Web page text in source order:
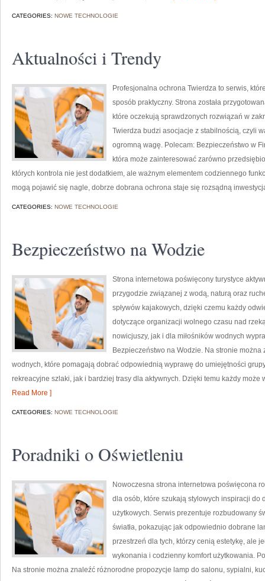
CATEGORIES: NOWE TECHNOLOGIE
Aktualności i Trendy
Profesjonalna ochrona Twierdza to serwis,
sposób praktyczny. Strona została
które oczekują sprawdzonych rozwiązań w
Twierdza budzi asocjacje z stabilnością, czyli
ogromną wagę. Polecam: Bezpieczeństwo w
która może zainteresować zarówno
których kontrola nie jest dodatkiem, ale ważnym elementem codziennego
mogą pojawić się nagle, dobrze dobrana ochrona staje się rozsądną
CATEGORIES: NOWE TECHNOLOGIE
Bezpieczeństwo na Wodzie
Strona internetowa poświęcony turystyce
przygodzie związanej z wodą, naturą oraz
spływów kajakowych, dzięki czemu każdy
dotyczące organizacji wolnego czasu nad
nowicjuszy, jak i dla miłośników wodnych
Bezpieczeństwo na Wodzie. Na stronie
wodnych, które pomagają dobrać odpowiednią wyprawę do umiejętności
rekreacyjne szlaki, jak i bardziej trasy dla aktywnych. Dzięki temu każdy
Read More ]
CATEGORIES: NOWE TECHNOLOGIE
Poradniki o Oświetleniu
Nowoczesna strona internetowa poświęcona
dla osób, które szukają stylowych inspiracji do
użytkowych. Serwis prezentuje rozbudowany
światła, pokazując jak odpowiednio dobrane
przestrzeń dla tych, którzy cenią estetykę, ale
wykonania i codzienny komfort użytkowania.
Na stronie można znaleźć różnorodne propozycje lamp do salonu, sypialni,